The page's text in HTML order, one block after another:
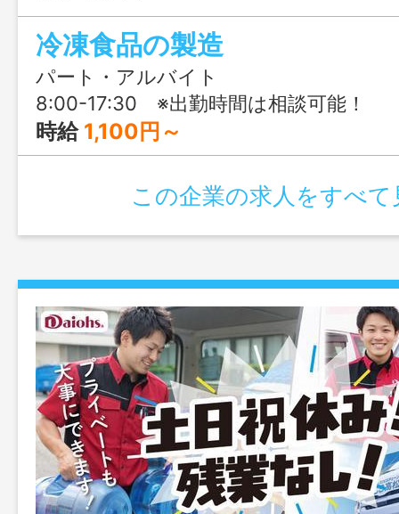
冷凍食品の製造
パート・アルバイト
8:00-17:30 ※出勤時間は相談可能！
時給 1,100円～
この企業の求人をすべて